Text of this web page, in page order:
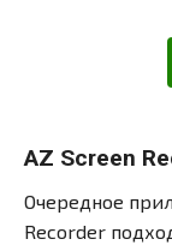
AZ Screen
Очередное
Recorder